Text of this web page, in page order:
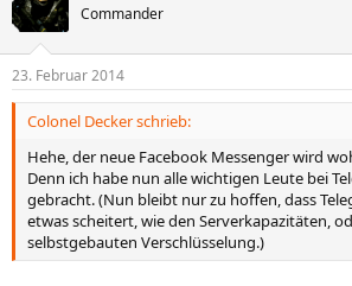
Commander
23. Februar 2014
Colonel Decker schrieb:
Hehe, der neue Facebook Messenger wird
Denn ich habe nun alle wichtigen Leute bei
gebracht. (Nun bleibt nur zu hoffen, dass
etwas scheitert, wie den Serverkapazitäten,
selbstgebauten Verschlüsselung.)